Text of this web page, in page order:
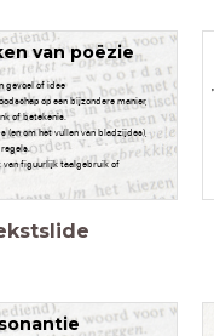
van poëzie
gevoel of idee
op een bijzondere manier,
of betekenis.
(en om het vullen van bladzijdes),
figuurlijk taalgebruik of